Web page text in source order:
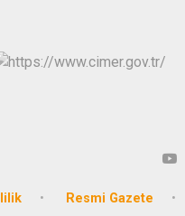
Resmi Gazete